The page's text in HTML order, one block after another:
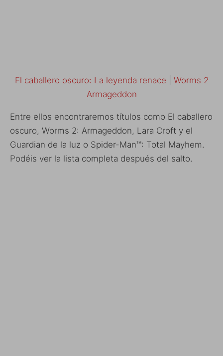
El caballero oscuro: La leyenda renace
Worms 2
Armageddon
Entre ellos encontraremos títulos como El caballero
oscuro, Worms 2: Armageddon, Lara Croft y el
Guardian de la luz o Spider-Man™: Total Mayhem.
Podéis ver la lista completa después del salto.